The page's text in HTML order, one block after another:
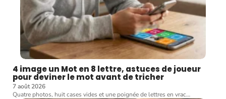
4 image un Mot en 8 lettre, astuces de joueur
pour deviner le mot avant de tricher
7 août 2026
Quatre photos, huit cases vides et une poignée de lettres en vrac…